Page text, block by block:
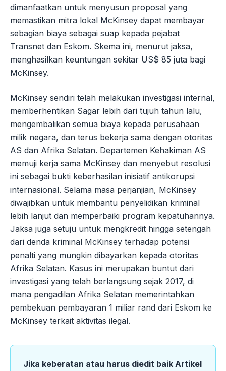
dimanfaatkan untuk menyusun proposal yang
memastikan mitra lokal McKinsey dapat membayar
sebagian biaya sebagai suap kepada pejabat
Transnet dan Eskom. Skema ini, menurut jaksa,
menghasilkan keuntungan sekitar US$ 85 juta bagi
McKinsey.
McKinsey sendiri telah melakukan investigasi internal,
memberhentikan Sagar lebih dari tujuh tahun lalu,
mengembalikan semua biaya kepada perusahaan
milik negara, dan terus bekerja sama dengan otoritas
AS dan Afrika Selatan. Departemen Kehakiman AS
memuji kerja sama McKinsey dan menyebut resolusi
ini sebagai bukti keberhasilan inisiatif antikorupsi
internasional. Selama masa perjanjian, McKinsey
diwajibkan untuk membantu penyelidikan kriminal
lebih lanjut dan memperbaiki program kepatuhannya.
Jaksa juga setuju untuk mengkredit hingga setengah
dari denda kriminal McKinsey terhadap potensi
penalti yang mungkin dibayarkan kepada otoritas
Afrika Selatan. Kasus ini merupakan buntut dari
investigasi yang telah berlangsung sejak 2017, di
mana pengadilan Afrika Selatan memerintahkan
pembekuan pembayaran 1 miliar rand dari Eskom ke
McKinsey terkait aktivitas ilegal.
Jika keberatan atau harus diedit baik Artikel